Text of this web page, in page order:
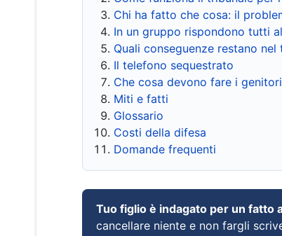
Chi ha fatto che cosa: il
In un gruppo rispondono tutti
Quali conseguenze restano nel
Il telefono sequestrato
Che cosa devono fare i
Miti e fatti
Glossario
Costi della difesa
Domande frequenti
Tuo figlio è indagato per un fatto
cancellare niente e non fargli